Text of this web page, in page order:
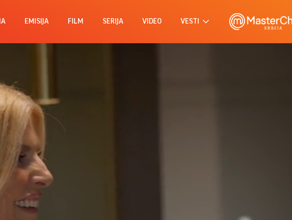
EMISIJA FILM SERIJA VIDEO VESTI